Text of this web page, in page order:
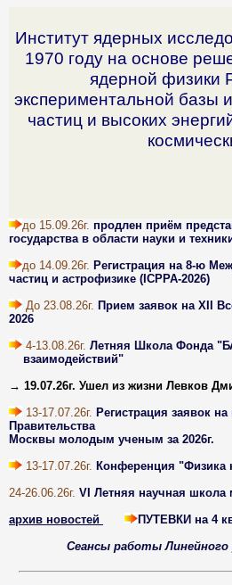
Институт ядерных
1970 году на основе
ядерной физики
экспериментальной базы
частиц и высоких
до 15.09.26г. продлен приём
государства в области науки и
до 14.09.26г. Регистрация на 8-ю
частиц и астрофизике (ICPPA-2026)
До 23.08.26г. Прием заявок на XII
2026
4-13.08.26г. Летняя Школа Фонда
взаимодействий"
→ 19.07.26г. Ушел из жизни Левков
13-17.07.26г. Регистрация заявок
Правительства
Москвы молодым ученым за 2026г.
13-17.07.26г. Конференция "Физика
24-26.06.26г. VI Летняя научная
архив новостей
ПУТЕВКИ на 4
Cеансы работы